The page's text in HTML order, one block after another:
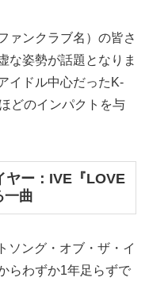
ァンクラブ名）の皆さ
な姿勢が話題となりま
イドル中心だったK-
どのインパクトを与
ヤー：IVE『LOVE
一曲
ソング・オブ・ザ・イ
らわずか1年足らずで